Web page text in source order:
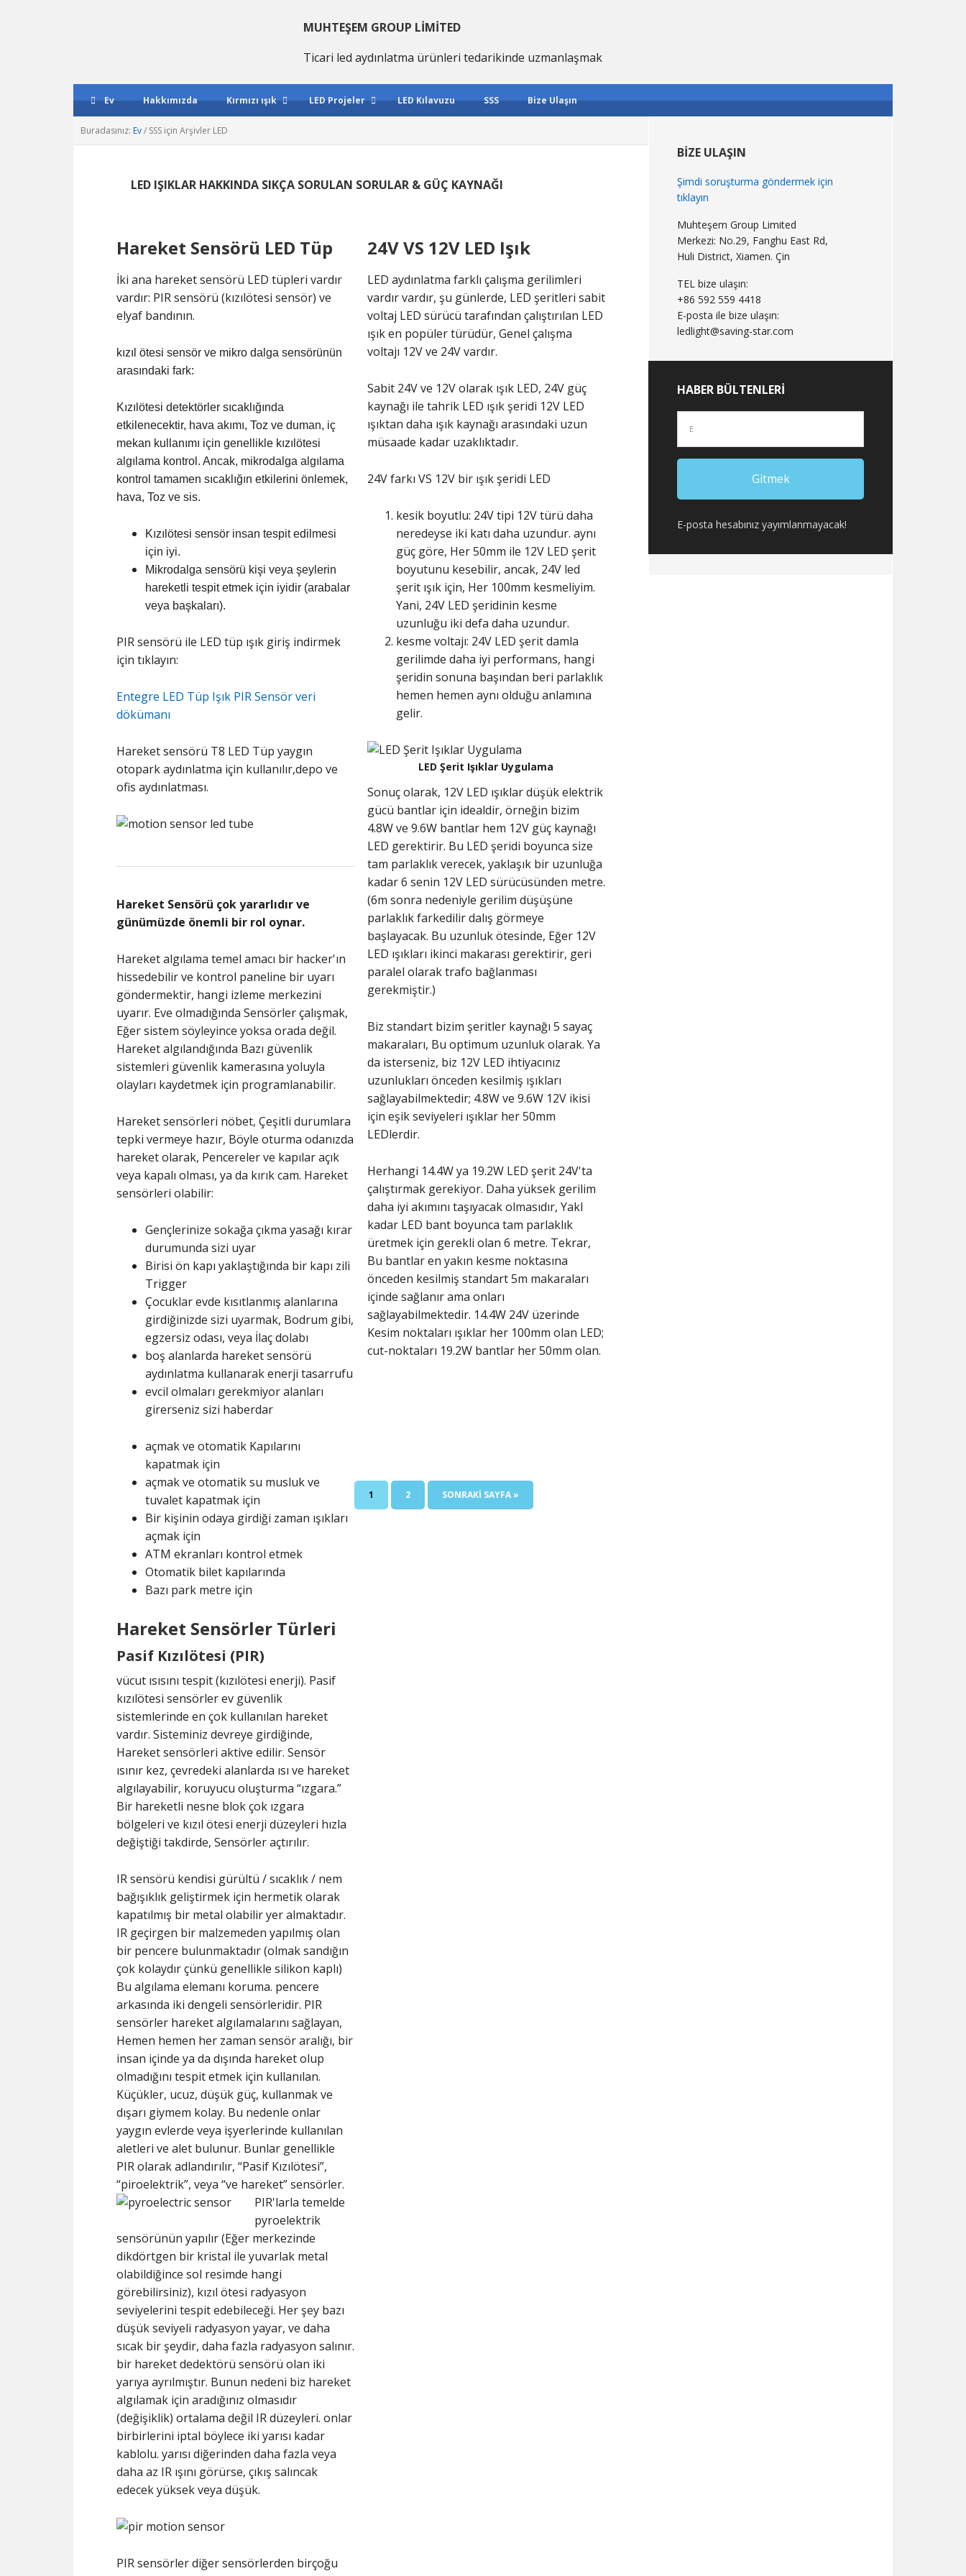
MUHTEŞEM GROUP LIMITED
Ticari led aydınlatma ürünleri tedarikinde uzmanlaşmak
Ev Hakkımızda Kırmızı ışık LED Projeler LED Kılavuzu SSS Bize Ulaşın
Buradasınız: Ev/ SSS için Arşivler LED
LED IŞIKLAR HAKKINDA SIKÇA SORULAN SORULAR & GÜÇ KAYNAĞI
Hareket Sensörü LED Tüp
İki ana hareket sensörü LED tüpleri vardır
vardır: PIR sensörü (kızılötesi sensör) ve
elyaf bandının.
kızıl ötesi sensör ve mikro dalga sensörünün
arasındaki fark:
Kızılötesi detektörler sıcaklığında
etkilenecektir, hava akımı, Toz ve duman, iç
mekan kullanımı için genellikle kızılötesi
algılama kontrol. Ancak, mikrodalga algılama
kontrol tamamen sıcaklığın etkilerini önlemek,
hava, Toz ve sis.
Kızılötesi sensör insan tespit edilmesi
için iyi.
Mikrodalga sensörü kişi veya şeylerin
hareketli tespit etmek için iyidir (arabalar
veya başkaları).
PIR sensörü ile LED tüp ışık giriş indirmek
için tıklayın:
Entegre LED Tüp Işık PIR Sensör veri
dökümanı
Hareket sensörü T8 LED Tüp yaygın
otopark aydınlatma için kullanılır,depo ve
ofis aydınlatması.
Hareket Sensörü çok yararlıdır ve
günümüzde önemli bir rol oynar.
Hareket algılama temel amacı bir hacker'ın
hissedebilir ve kontrol paneline bir uyarı
göndermektir, hangi izleme merkezini
uyarır. Eve olmadığında Sensörler çalışmak,
Eğer sistem söyleyince yoksa orada değil.
Hareket algılandığında Bazı güvenlik
sistemleri güvenlik kamerasına yoluyla
olayları kaydetmek için programlanabilir.
Hareket sensörleri nöbet, Çeşitli durumlara
tepki vermeye hazır, Böyle oturma odanızda
hareket olarak, Pencereler ve kapılar açık
veya kapalı olması, ya da kırık cam. Hareket
sensörleri olabilir:
Gençlerinize sokağa çıkma yasağı kırar
durumunda sizi uyar
Birisi ön kapı yaklaştığında bir kapı zili
Trigger
Çocuklar evde kısıtlanmış alanlarına
girdiğinizde sizi uyarmak, Bodrum gibi,
egzersiz odası, veya İlaç dolabı
boş alanlarda hareket sensörü
aydınlatma kullanarak enerji tasarrufu
evcil olmaları gerekmiyor alanları
girerseniz sizi haberdar
açmak ve otomatik Kapılarını
kapatmak için
açmak ve otomatik su musluk ve
tuvalet kapatmak için
Bir kişinin odaya girdiği zaman ışıkları
açmak için
ATM ekranları kontrol etmek
Otomatik bilet kapılarında
Bazı park metre için
Hareket Sensörler Türleri
Pasif Kızılötesi (PIR)
vücut ısısını tespit (kızılötesi enerji). Pasif
kızılötesi sensörler ev güvenlik
sistemlerinde en çok kullanılan hareket
vardır. Sisteminiz devreye girdiğinde,
Hareket sensörleri aktive edilir. Sensör
ısınır kez, çevredeki alanlarda ısı ve hareket
algılayabilir, koruyucu oluşturma “ızgara.”
Bir hareketli nesne blok çok ızgara
bölgeleri ve kızıl ötesi enerji düzeyleri hızla
değiştiği takdirde, Sensörler açtırılır.
IR sensörü kendisi gürültü / sıcaklık / nem
bağışıklık geliştirmek için hermetik olarak
kapatılmış bir metal olabilir yer almaktadır.
IR geçirgen bir malzemeden yapılmış olan
bir pencere bulunmaktadır (olmak sandığın
çok kolaydır çünkü genellikle silikon kaplı)
Bu algılama elemanı koruma. pencere
arkasında iki dengeli sensörleridir. PIR
sensörler hareket algılamalarını sağlayan,
Hemen hemen her zaman sensör aralığı, bir
insan içinde ya da dışında hareket olup
olmadığını tespit etmek için kullanılan.
Küçükler, ucuz, düşük güç, kullanmak ve
dışarı giymem kolay. Bu nedenle onlar
yaygın evlerde veya işyerlerinde kullanılan
aletleri ve alet bulunur. Bunlar genellikle
PIR olarak adlandırılır, “Pasif Kızılötesi”,
“piroelektrik”, veya “ve hareket” sensörler.
PIR'larla temelde
pyroelektrik
sensörünün yapılır (Eğer merkezinde
dikdörtgen bir kristal ile yuvarlak metal
olabildiğince sol resimde hangi
görebilirsiniz), kızıl ötesi radyasyon
seviyelerini tespit edebileceği. Her şey bazı
düşük seviyeli radyasyon yayar, ve daha
sıcak bir şeydir, daha fazla radyasyon salınır.
bir hareket dedektörü sensörü olan iki
yarıya ayrılmıştır. Bunun nedeni biz hareket
algılamak için aradığınız olmasıdır
(değişiklik) ortalama değil IR düzeyleri. onlar
birbirlerini iptal böylece iki yarısı kadar
kablolu. yarısı diğerinden daha fazla veya
daha az IR ışını görürse, çıkış salıncak
edecek yüksek veya düşük.
PIR sensörler diğer sensörlerden birçoğu
24V VS 12V LED Işık
LED aydınlatma farklı çalışma gerilimleri
vardır vardır, şu günlerde, LED şeritleri sabit
voltaj LED sürücü tarafından çalıştırılan LED
ışık en popüler türüdür, Genel çalışma
voltajı 12V ve 24V vardır.
Sabit 24V ve 12V olarak ışık LED, 24V güç
kaynağı ile tahrik LED ışık şeridi 12V LED
ışıktan daha ışık kaynağı arasındaki uzun
müsaade kadar uzaklıktadır.
24V farkı VS 12V bir ışık şeridi LED
kesik boyutlu: 24V tipi 12V türü daha
neredeyse iki katı daha uzundur. aynı
güç göre, Her 50mm ile 12V LED şerit
boyutunu kesebilir, ancak, 24V led
şerit ışık için, Her 100mm kesmeliyim.
Yani, 24V LED şeridinin kesme
uzunluğu iki defa daha uzundur.
kesme voltajı: 24V LED şerit damla
gerilimde daha iyi performans, hangi
şeridin sonuna başından beri parlaklık
hemen hemen aynı olduğu anlamına
gelir.
LED Şerit Işıklar Uygulama
Sonuç olarak, 12V LED ışıklar düşük elektrik
gücü bantlar için idealdir, örneğin bizim
4.8W ve 9.6W bantlar hem 12V güç kaynağı
LED gerektirir. Bu LED şeridi boyunca size
tam parlaklık verecek, yaklaşık bir uzunluğa
kadar 6 senin 12V LED sürücüsünden metre.
(6m sonra nedeniyle gerilim düşüşüne
parlaklık farkedilir dalış görmeye
başlayacak. Bu uzunluk ötesinde, Eğer 12V
LED ışıkları ikinci makarası gerektirir, geri
paralel olarak trafo bağlanması
gerekmiştir.)
Biz standart bizim şeritler kaynağı 5 sayaç
makaraları, Bu optimum uzunluk olarak. Ya
da isterseniz, biz 12V LED ihtiyacınız
uzunlukları önceden kesilmiş ışıkları
sağlayabilmektedir; 4.8W ve 9.6W 12V ikisi
için eşik seviyeleri ışıklar her 50mm
LEDlerdir.
Herhangi 14.4W ya 19.2W LED şerit 24V'ta
çalıştırmak gerekiyor. Daha yüksek gerilim
daha iyi akımını taşıyacak olmasıdır, Yakl
kadar LED bant boyunca tam parlaklık
üretmek için gerekli olan 6 metre. Tekrar,
Bu bantlar en yakın kesme noktasına
önceden kesilmiş standart 5m makaraları
içinde sağlanır ama onları
sağlayabilmektedir. 14.4W 24V üzerinde
Kesim noktaları ışıklar her 100mm olan LED;
cut-noktaları 19.2W bantlar her 50mm olan.
SAYFA
1 SAYFA
2 GIT
SONRAKI SAYFA »
Kenar
Çubuğu
BIZE ULAŞIN
Şimdi soruşturma göndermek için
tıklayın
Muhteşem Group Limited
Merkezi: No.29, Fanghu East Rd,
Huli District, Xiamen. Çin
TEL bize ulaşın:
+86 592 559 4418
E-posta ile bize ulaşın:
ledlight@saving-star.com
HABER BÜLTENLERI
E-posta hesabınız yayımlanmayacak!